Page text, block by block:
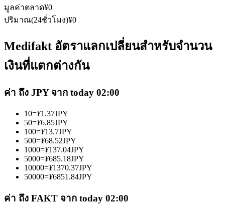
ลอกการซื้อขาย
มูลค่าตลาด¥0
ปริมาณ(24ชั่วโมง)¥0
Medifakt อัตราแลกเปลี่ยนสำหรับจำนวน
เงินที่แตกต่างกัน
ค่า ถึง JPY จาก today 02:00
10=¥1.37JPY
50=¥6.85JPY
100=¥13.7JPY
500=¥68.52JPY
1000=¥137.04JPY
5000=¥685.18JPY
10000=¥1370.37JPY
50000=¥6851.84JPY
ค่า ถึง FAKT จาก today 02:00